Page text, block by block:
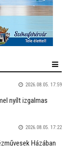
2026.08.05. 17:59
nyílt izgalmas
2026.08.05. 17:22
Házában